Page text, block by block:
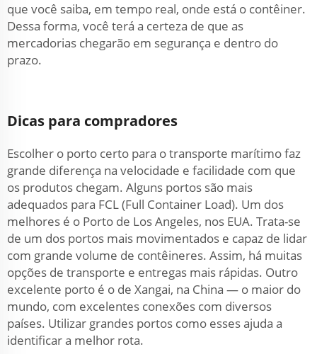
que você saiba, em tempo real, onde está o contêiner.
Dessa forma, você terá a certeza de que as
mercadorias chegarão em segurança e dentro do
prazo.
Dicas para compradores
Escolher o porto certo para o transporte marítimo faz
grande diferença na velocidade e facilidade com que
os produtos chegam. Alguns portos são mais
adequados para FCL (Full Container Load). Um dos
melhores é o Porto de Los Angeles, nos EUA. Trata-se
de um dos portos mais movimentados e capaz de lidar
com grande volume de contêineres. Assim, há muitas
opções de transporte e entregas mais rápidas. Outro
excelente porto é o de Xangai, na China — o maior do
mundo, com excelentes conexões com diversos
países. Utilizar grandes portos como esses ajuda a
identificar a melhor rota.